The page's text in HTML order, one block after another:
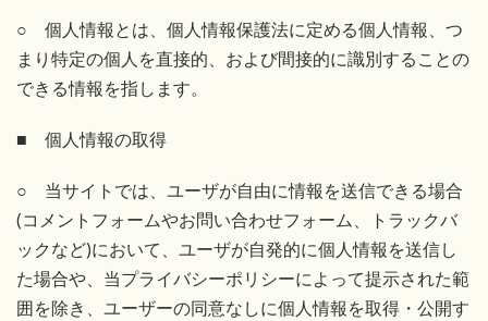
○ 個人情報とは、個人情報保護法に定める個人情報、つ
まり特定の個人を直接的、および間接的に識別することの
できる情報を指します。
■ 個人情報の取得
○ 当サイトでは、ユーザが自由に情報を送信できる場合
(コメントフォームやお問い合わせフォーム、トラックバ
ックなど)において、ユーザが自発的に個人情報を送信し
た場合や、当プライバシーポリシーによって提示された範
囲を除き、ユーザーの同意なしに個人情報を取得・公開す